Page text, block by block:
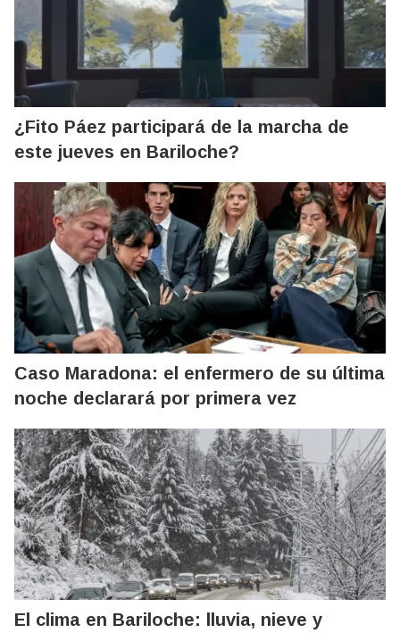
¿Fito Páez participará de la marcha de
este jueves en Bariloche?
Caso Maradona: el enfermero de su última
noche declarará por primera vez
El clima en Bariloche: lluvia, nieve y